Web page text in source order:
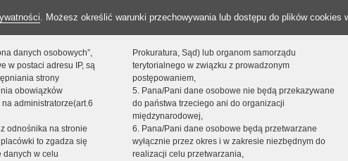
. Możesz określić warunki przechowywania lub dostępu do plików cookies
danych osobowych”,
w postaci adresu IP, są
strony
obowiązków
administratorze(art.6
odnośnika na stronie
to zgadza się
danych w celu
Prokuratura, Sąd) lub organom samorządu
terytorialnego w związku z prowadzonym
postępowaniem,
5. Pana/Pani dane osobowe nie będą przekazywane
do państwa trzeciego ani do organizacji
międzynarodowej,
6. Pana/Pani dane osobowe będą przetwarzane
wyłącznie przez okres i w zakresie niezbędnym do
realizacji celu przetwarzania,